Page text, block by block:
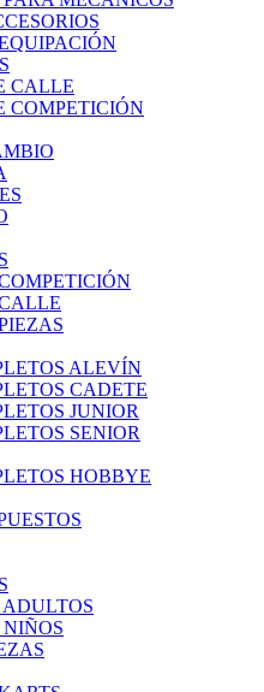
CALLE
COMPETICIÓN
ALEVÍN
CADETE
JUNIOR
SENIOR
HOBBYE